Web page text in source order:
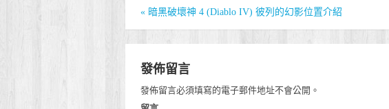
«暗黑破壞神 4 (Diablo IV) 彼列的幻影位置介紹
發佈留言
發佈留言必須填寫的電子郵件地址不會公開。